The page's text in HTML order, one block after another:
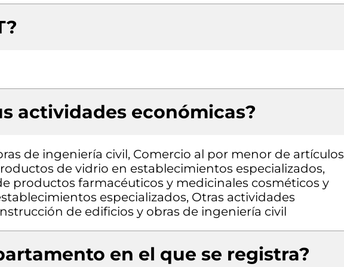
actividades económicas?
de ingeniería civil, Comercio al por menor de artículos
de vidrio en establecimientos especializados,
productos farmacéuticos y medicinales cosméticos y
especializados, Otras actividades
de edificios y obras de ingeniería civil
en el que se registra?